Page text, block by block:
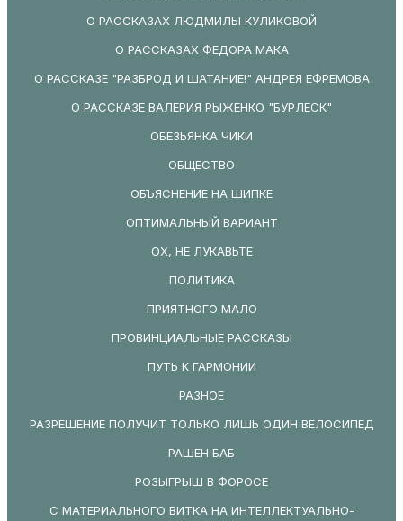
О РАССКАЗАХ ЛЮДМИЛЫ КУЛИКОВОЙ
О РАССКАЗАХ ФЕДОРА МАКА
О РАССКАЗЕ "РАЗБРОД И ШАТАНИЕ!" АНДРЕЯ ЕФРЕМОВА
О РАССКАЗЕ ВАЛЕРИЯ РЫЖЕНКО "БУРЛЕСК"
ОБЕЗЬЯНКА ЧИКИ
ОБЩЕСТВО
ОБЪЯСНЕНИЕ НА ШИПКЕ
ОПТИМАЛЬНЫЙ ВАРИАНТ
ОХ, НЕ ЛУКАВЬТЕ
ПОЛИТИКА
ПРИЯТНОГО МАЛО
ПРОВИНЦИАЛЬНЫЕ РАССКАЗЫ
ПУТЬ К ГАРМОНИИ
РАЗНОЕ
РАЗРЕШЕНИЕ ПОЛУЧИТ ТОЛЬКО ЛИШЬ ОДИН ВЕЛОСИПЕД
РАШЕН БАБ
РОЗЫГРЫШ В ФОРОСЕ
С МАТЕРИАЛЬНОГО ВИТКА НА ИНТЕЛЛЕКТУАЛЬНО-